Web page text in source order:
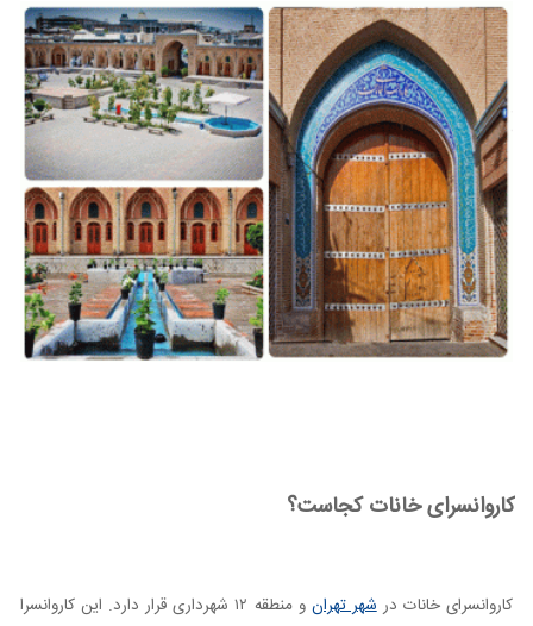
کاروانسرای خانات کجاست؟
کاروانسرای خانات درشهر تهران
و منطقه ۱۲ شهرداری قرار دارد. این کاروانسرا